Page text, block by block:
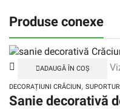
Produse conexe
ADAUGĂ ÎN COȘ
DECORAȚIUNI CRĂCIUN,
Sanie decorativă